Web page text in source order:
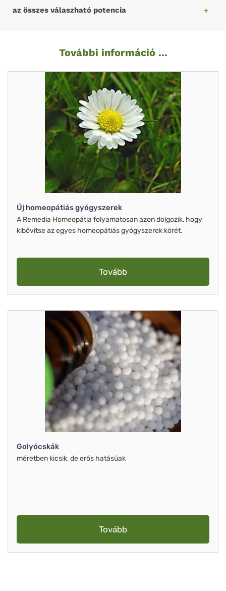
az összes válaszható potencia
További információ ...
Új homeopátiás gyógyszerek
A Remedia Homeopátia folyamatosan azon dolgozik, hogy
kibővítse az egyes homeopátiás gyógyszerek körét.
Tovább
Golyócskák
méretben kicsik, de erős hatásúak
Tovább